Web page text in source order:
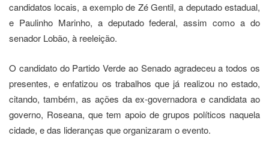
candidatos locais, a exemplo de Zé Gentil, a deputado estadual,
e Paulinho Marinho, a deputado federal, assim como a do
senador Lobão, à reeleição.
O candidato do Partido Verde ao Senado agradeceu a todos os
presentes, e enfatizou os trabalhos que já realizou no estado,
citando, também, as ações da ex-governadora e candidata ao
governo, Roseana, que tem apoio de grupos políticos naquela
cidade, e das lideranças que organizaram o evento.